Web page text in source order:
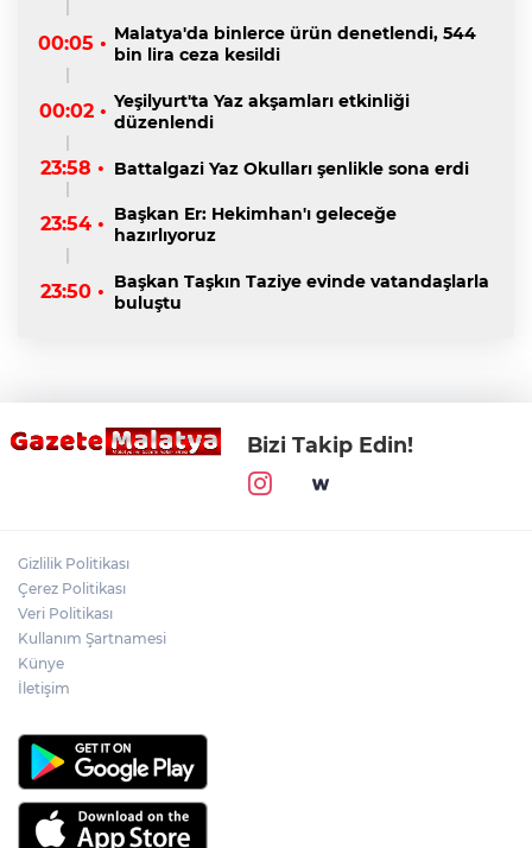
00:05 • Malatya'da binlerce ürün denetlendi, 544
bin lira ceza kesildi
00:02 • Yeşilyurt'ta Yaz akşamları etkinliği
düzenlendi
23:58 • Battalgazi Yaz Okulları şenlikle sona erdi
23:54 • Başkan Er: Hekimhan'ı geleceğe
hazırlıyoruz
23:50 • Başkan Taşkın Taziye evinde vatandaşlarla
buluştu
Bizi Takip Edin!
Gizlilik Politikası
Çerez Politikası
Veri Politikası
Kullanım Şartnamesi
Künye
İletişim